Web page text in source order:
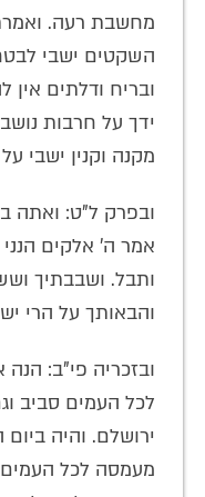
מחשבת רעה.
השקטים ישבי
ובריח ודלתים
ידך על חרבות
מקנה וקנין ישבי
ובפרק ל"ט: ואתה
אמר ה' אלקים
ותבל. ושבבתיך
והבאותך על הרי
ובזכריה פי"ב:
לכל העמים סביב
ירושלם. והיה
מעמסה לכל